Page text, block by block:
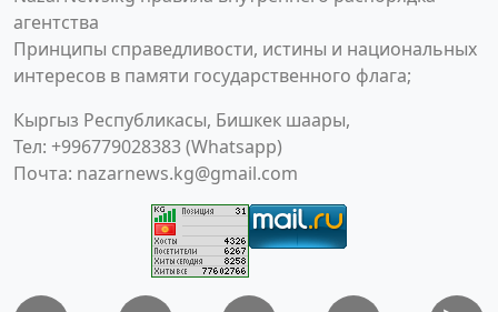
агентства
Принципы справедливости, истины и национальных
интересов в памяти государственного флага;
Кыргыз Республикасы, Бишкек шаары,
Тел: +996779028383 (Whatsapp)
Почта: nazarnews.kg@gmail.com